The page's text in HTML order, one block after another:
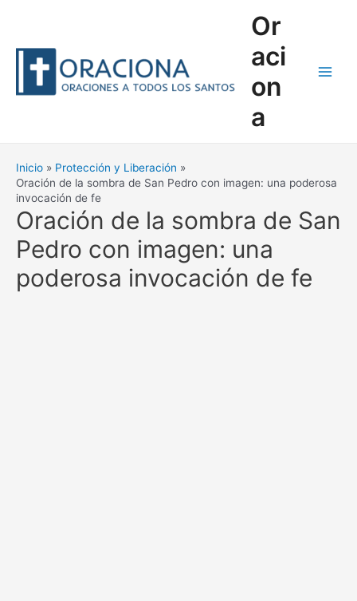
Or
aci
on
a
Inicio
Protección y Liberación
Oración de la sombra de San Pedro con imagen: una poderosa
invocación de fe
Oración de la sombra de San
Pedro con imagen: una
poderosa invocación de fe